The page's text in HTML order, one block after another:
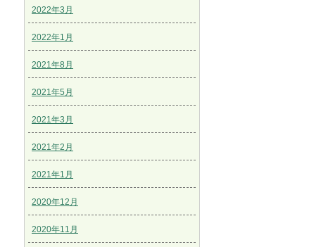
2022年3月
2022年1月
2021年8月
2021年5月
2021年3月
2021年2月
2021年1月
2020年12月
2020年11月